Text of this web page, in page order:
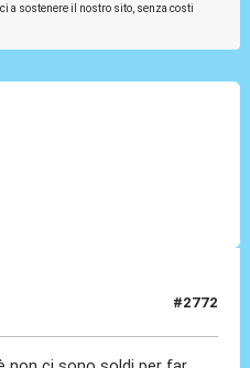
a sostenere il nostro sito, senza costi
#2772